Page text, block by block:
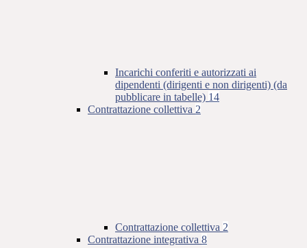
Incarichi conferiti e autorizzati ai
dipendenti (dirigenti e non dirigenti) (da
pubblicare in tabelle) 14
Contrattazione collettiva 2
Contrattazione collettiva 2
Contrattazione integrativa 8